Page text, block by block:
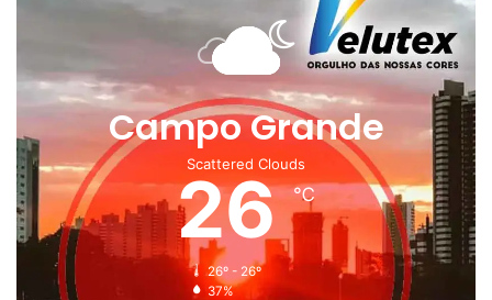
Campo Grande
Scattered Clouds
26℃
26º - 26º
37%